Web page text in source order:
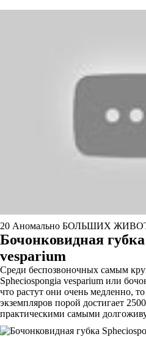
20 Аномально БОЛЬШИХ
Бочонковидная
vesparium
Среди беспозвоночных самым
Spheciospongia vesparium или
что растут они очень медленно,
экземпляров порой достигает
практическими самыми